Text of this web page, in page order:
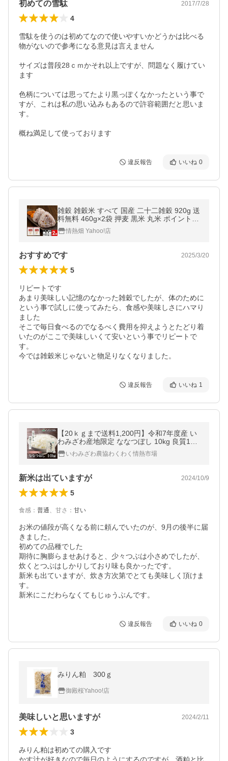
初めての雪駄 2017/7/28
4
雪駄を使うのは初めてなので使いやすいかどうかは比べる
物がないので参考になる意見は言えません
サイズは普段28ｃｍかそれ以上ですが、問題なく履けてい
ます
色柄については思ってたより黒っぽくなかったという事で
すが、これは私の思い込みもあるので許容範囲だと思いま
す。
概ね満足して使っております
違反報告 いいね 0
雑穀 雑穀米 すべて 国産 二十二雑穀 920g 送
料無料 460g×2袋 押麦 黒米 丸米 ポイント利
用 爆買
情熱畑 Yahoo!店
おすすめです 2025/3/20
5
リピートです
あまり美味しい記憶のなかった雑穀でしたが、体のために
という事で試しに使ってみたら、食感や美味しさにハマり
ました
そこで毎日食べるのでなるべく費用を抑えようとたどり着
いたのがここで美味しいくて安いという事でリピートで
す。
今では雑穀米じゃないと物足りなくなりました。
違反報告 いいね 1
【20ｋｇまで送料1,200円】令和7年度産 い
わみざわ産地限定 ななつぼし 10kg 良質1等
米 ＜10ｋｇ×1袋＞
いわみざわ農協わくわく情熱市場
新米は出ていますが 2024/10/9
5
食感 ： 普通、 甘さ ： 甘い
お米の値段が高くなる前に頼んでいたのが、9月の後半に届
きました。
初めての品種でした
期待に胸膨らませあけると、少々つぶは小さめでしたが、
炊くとつぶはしかりしており味も良かったです。
新米も出ていますが、炊き方次第でとても美味しく頂けま
す。
新米にこだわらなくてもじゅうぶんです。
違反報告 いいね 0
みりん粕 300ｇ
御殿桜Yahoo!店
美味しいと思いますが 2024/2/11
3
みりん粕は初めての購入です